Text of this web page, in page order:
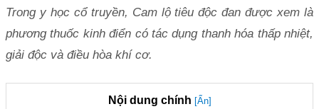
Trong y học cổ truyền, Cam lộ tiêu độc đan được xem là
phương thuốc kinh điển có tác dụng thanh hóa thấp nhiệt,
giải độc và điều hòa khí cơ.
Nội dung chính [Ẩn]